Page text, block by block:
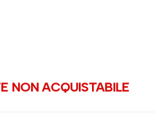
NON ACQUISTABILE